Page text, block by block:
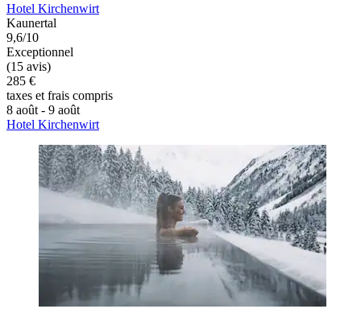
Hotel Kirchenwirt
Kaunertal
9,6/10
Exceptionnel
(15 avis)
285 €
taxes et frais compris
8 août - 9 août
Hotel Kirchenwirt